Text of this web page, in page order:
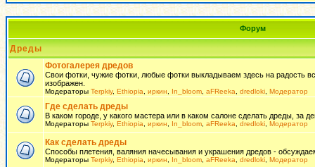
Форум
Дреды
Фотогалерея дредов
Свои фотки, чужие фотки, любые фотки выкладываем здесь на радость
изображен.
Модераторы Terpkiy, Ethiopia иркин In_bloom aFReeka dredloki Модератор
Где сделать дреды
В каком городе, у какого мастера или в каком салоне сделать дреды, за
Модераторы Terpkiy, Ethiopia иркин In_bloom aFReeka dredloki Модератор
Как сделать дреды
Способы плетения, валяния начесывания и украшения дредов -
Модераторы Terpkiy, Ethiopia иркин In_bloom aFReeka dredloki Модератор